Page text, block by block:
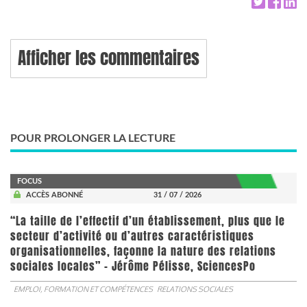
Afficher les commentaires
POUR PROLONGER LA LECTURE
FOCUS
ACCÈS ABONNÉ
31 / 07 / 2026
“La taille de l’effectif d’un établissement, plus que le
secteur d’activité ou d’autres caractéristiques
organisationnelles, façonne la nature des relations
sociales locales” - Jérôme Pélisse, SciencesPo
EMPLOI, FORMATION ET COMPÉTENCES RELATIONS SOCIALES